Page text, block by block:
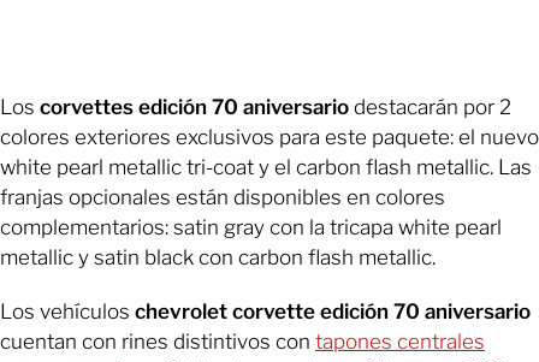
Los corvettes edición 70 aniversario destacarán por 2
colores exteriores exclusivos para este paquete: el nuevo
white pearl metallic tri-coat y el carbon flash metallic. Las
franjas opcionales están disponibles en colores
complementarios: satin gray con la tricapa white pearl
metallic y satin black con carbon flash metallic.
Los vehículos chevrolet corvette edición 70 aniversario
cuentan con rines distintivos con tapones centrales